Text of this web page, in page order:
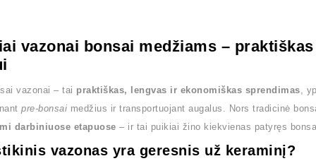
vazonai bonsai medžiams –
vazonai – tai praktiškas, lengvas ir ekonomiškas sprendimas,
pre-bonsai medžius ir transportuojant augalus. Nors tradicinė
darbiniuose etapuose – ir tai puikiai žino kiekvienas patyręs
vazonas yra geresnis už keraminį?